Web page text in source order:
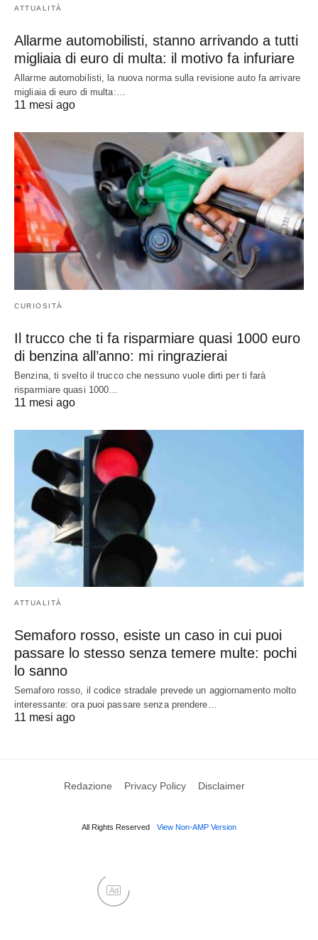
ATTUALITÀ
Allarme automobilisti, stanno arrivando a tutti
migliaia di euro di multa: il motivo fa infuriare
Allarme automobilisti, la nuova norma sulla revisione auto fa arrivare
migliaia di euro di multa:…
11 mesi ago
CURIOSITÀ
Il trucco che ti fa risparmiare quasi 1000 euro
di benzina all’anno: mi ringrazierai
Benzina, ti svelto il trucco che nessuno vuole dirti per ti farà
risparmiare quasi 1000…
11 mesi ago
ATTUALITÀ
Semaforo rosso, esiste un caso in cui puoi
passare lo stesso senza temere multe: pochi
lo sanno
Semaforo rosso, il codice stradale prevede un aggiornamento molto
interessante: ora puoi passare senza prendere…
11 mesi ago
Redazione Privacy Policy Disclaimer
All Rights Reserved View Non-AMP Version
Ad